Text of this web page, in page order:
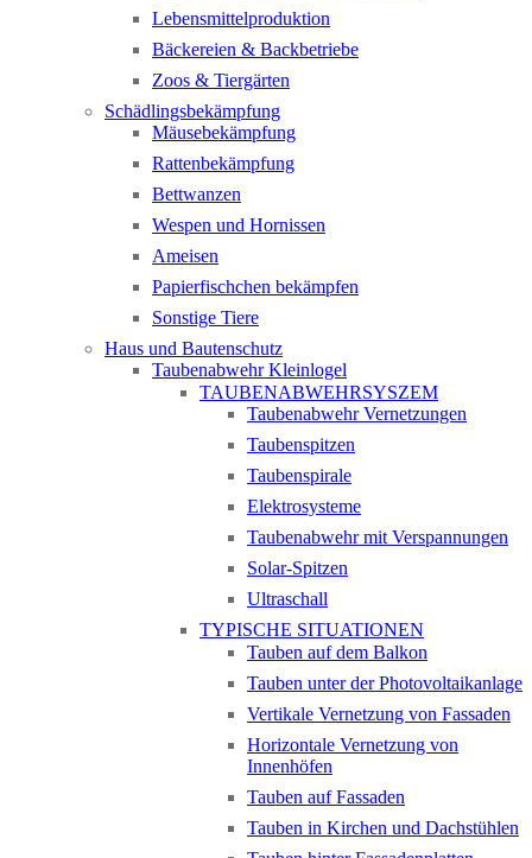
Lebensmittelproduktion
Bäckereien & Backbetriebe
Zoos & Tiergärten
Schädlingsbekämpfung
Mäusebekämpfung
Rattenbekämpfung
Bettwanzen
Wespen und Hornissen
Ameisen
Papierfischchen bekämpfen
Sonstige Tiere
Haus und Bautenschutz
Taubenabwehr Kleinlogel
TAUBENABWEHRSYSZEM
Taubenabwehr Vernetzungen
Taubenspitzen
Taubenspirale
Elektrosysteme
Taubenabwehr mit Verspannungen
Solar-Spitzen
Ultraschall
TYPISCHE SITUATIONEN
Tauben auf dem Balkon
Tauben unter der Photovoltaikanlage
Vertikale Vernetzung von Fassaden
Horizontale Vernetzung von
Innenhöfen
Tauben auf Fassaden
Tauben in Kirchen und Dachstühlen